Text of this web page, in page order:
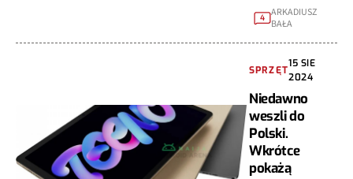
4 ARKADIUSZ
BAŁA
SPRZĘT
15 SIE
2024
Niedawno
weszli do
Polski.
Wkrótce
pokażą